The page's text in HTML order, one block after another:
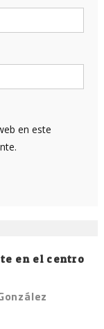
en este
en el centro